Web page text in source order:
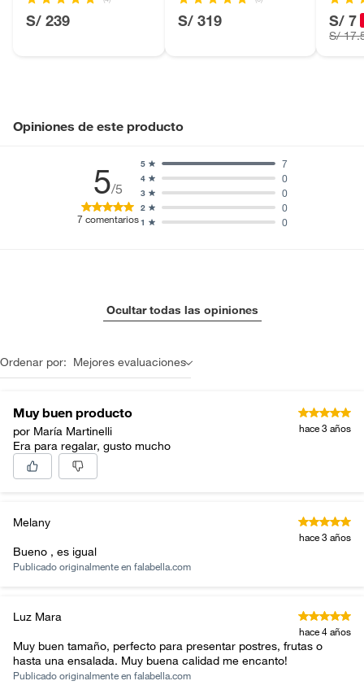
S/ 239 S/ 319 S/ 7
S/
Opiniones de este producto
5/5
7 comentarios1 0
2 0
3 0
4 0
5 7
Ocultar todas las opiniones
Ordenar por: Mejores evaluaciones
Muy buen producto
por María Martinelli hace 3 años
Era para regalar, gusto mucho
Melany
hace 3 años
Bueno , es igual
Publicado originalmente en falabella.com
Luz Mara
hace 4 años
Muy buen tamaño, perfecto para presentar postres, frutas o
hasta una ensalada. Muy buena calidad me encanto!
Publicado originalmente en falabella.com